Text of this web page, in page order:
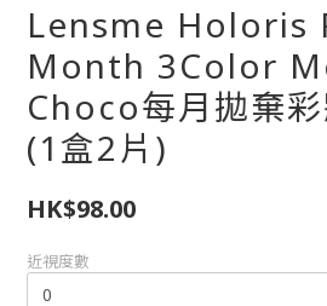
Lensme Holoris
Month 3Color
Choco每月拋棄
(1盒2片)
HK$98.00
近視度數